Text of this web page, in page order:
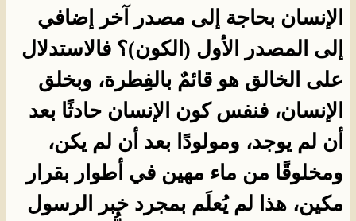
الإنسان بحاجة إلى مصدر آخر إضافي
إلى المصدر الأول (الكون)؟ فالاستدلال
على الخالق هو قائمٌ بالفِطرة، وبخلق
الإنسان، فنفس كون الإنسان حادثًا بعد
أن لم يوجد، ومولودًا بعد أن لم يكن،
ومخلوقًا من ماء مهين في أطوار بقرار
مكين، هذا لم يُعلَم بمجرد خبر الرسول